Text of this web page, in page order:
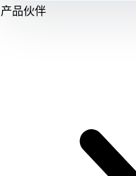
产品伙伴